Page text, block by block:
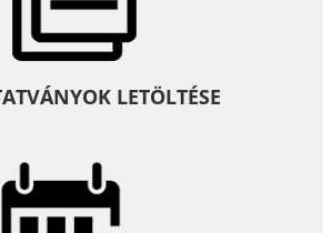
LETÖLTÉSE